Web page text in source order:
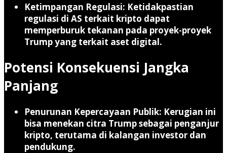
Ketimpangan Regulasi: Ketidakpastian
regulasi di AS terkait kripto dapat
memperburuk tekanan pada proyek-proyek
Trump yang terkait aset digital.
Potensi Konsekuensi Jangka
Panjang
Penurunan Kepercayaan Publik: Kerugian ini
bisa menekan citra Trump sebagai penganjur
kripto, terutama di kalangan investor dan
pendukung.